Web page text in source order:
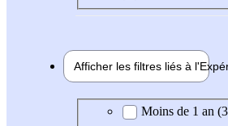
Afficher les filtres liés à l'
Expérience demandée
Moins de 1 an